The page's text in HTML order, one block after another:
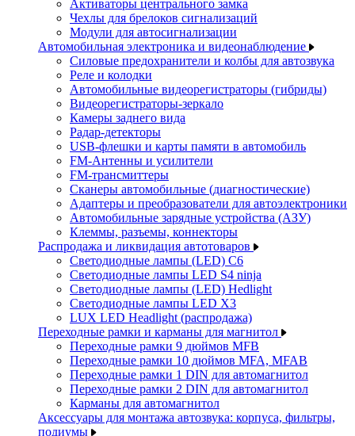
Активаторы центрального замка
Чехлы для брелоков сигнализаций
Модули для автосигнализации
Автомобильная электроника и видеонаблюдение
Силовые предохранители и колбы для автозвука
Реле и колодки
Автомобильные видеорегистраторы (гибриды)
Видеорегистраторы-зеркало
Камеры заднего вида
Радар-детекторы
USB-флешки и карты памяти в автомобиль
FM-Антенны и усилители
FM-трансмиттеры
Сканеры автомобильные (диагностические)
Адаптеры и преобразователи для автоэлектроники
Автомобильные зарядные устройства (АЗУ)
Клеммы, разъемы, коннекторы
Распродажа и ликвидация автотоваров
Светодиодные лампы (LED) C6
Светодиодные лампы LED S4 ninja
Светодиодные лампы (LED) Hedlight
Светодиодные лампы LED X3
LUX LED Headlight (распродажа)
Переходные рамки и карманы для магнитол
Переходные рамки 9 дюймов MFB
Переходные рамки 10 дюймов MFA, MFAB
Переходные рамки 1 DIN для автомагнитол
Переходные рамки 2 DIN для автомагнитол
Карманы для автомагнитол
Аксессуары для монтажа автозвука: корпуса, фильтры,
подиумы